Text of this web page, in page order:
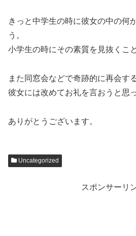
きっと中学生の時に彼女の中の何
う。
小学生の時にその素質を見抜くこ
また同窓会などで奇跡的に再会す
彼女には改めてお礼を言おうと思
ありがとうございます。
Uncategorized
スポンサーリ